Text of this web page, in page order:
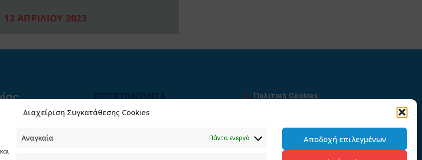
Διαχείριση Συγκατάθεσης Cookies
και
Αναγκαία Πάντα ενεργό Αποδοχή επιλεγμένων
12 ΑΠΡΙΛΙΟΥ 2023
ΕΠΙΚΟΙΝΩΝΙΑ
Φραγκούδη 11 & Αλεξάνδρου
Πολιτική Cookies
Πολιτική προστασίας
προσωπικών δεδομένων του
παρόντος ιστότοπου